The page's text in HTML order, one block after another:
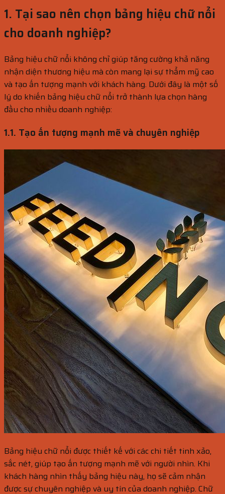
1. Tại sao nên chọn bảng hiệu chữ nổi
cho doanh nghiệp?
Bảng hiệu chữ nổi không chỉ giúp tăng cường khả năng
nhận diện thương hiệu mà còn mang lại sự thẩm mỹ cao
và tạo ấn tượng mạnh với khách hàng. Dưới đây là một số
lý do khiến bảng hiệu chữ nổi trở thành lựa chọn hàng
đầu cho nhiều doanh nghiệp:
1.1. Tạo ấn tượng mạnh mẽ và chuyên nghiệp
Bảng hiệu chữ nổi được thiết kế với các chi tiết tinh xảo,
sắc nét, giúp tạo ấn tượng mạnh mẽ với người nhìn. Khi
khách hàng nhìn thấy bảng hiệu này, họ sẽ cảm nhận
được sự chuyên nghiệp và uy tín của doanh nghiệp. Chữ